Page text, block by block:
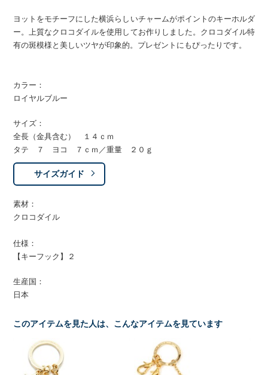
ヨットをモチーフにした横浜らしいチャームがポイントのキーホルダ
ー。上質なクロコダイルを使用してお作りしました。クロコダイル特
有の斑模様と美しいツヤが印象的。プレゼントにもぴったりです。
カラー：
ロイヤルブルー
サイズ：
全長（金具含む） １４ｃｍ
タテ ７ ヨコ ７ｃｍ／重量 ２０ｇ
サイズガイド
素材：
クロコダイル
仕様：
【キーフック】２
生産国：
日本
このアイテムを見た人は、こんなアイテムを見ています